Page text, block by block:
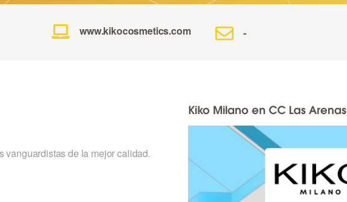
www.kikocosmetics.com -
vanguardistas de la mejor calidad.
Kiko Milano en CC Las Arenas